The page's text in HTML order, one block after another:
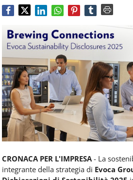
Food
Service
tutte
le
novità
del
comparto
Horeca.
CRONACA PER L'IMPRESA- La
integrante della strategia di Evoca